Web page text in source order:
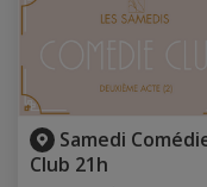
Samedi
Club 21h